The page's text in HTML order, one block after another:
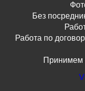
Без
Работа по
Принимем